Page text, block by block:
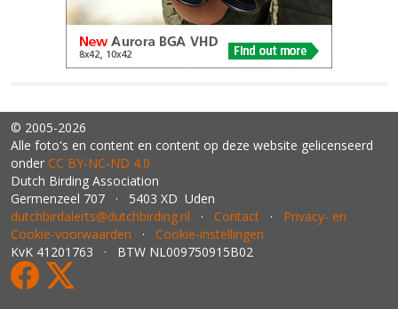
© 2005-2026
Alle foto's en content en content op deze website gelicenseerd
onder CC BY‑NC‑ND 4.0
Dutch Birding Association
Germenzeel 707 · 5403 XD Uden
dutchbirdalerts@dutchbirding.nl · Contact · Privacy- en
Cookie-voorwaarden · Cookie-instellingen
KvK 41201763 · BTW NL009750915B02